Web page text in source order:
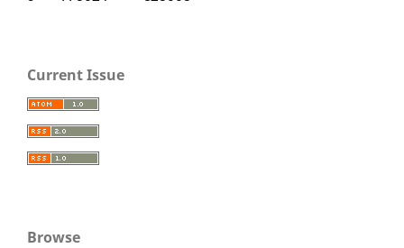
Current Issue
Browse